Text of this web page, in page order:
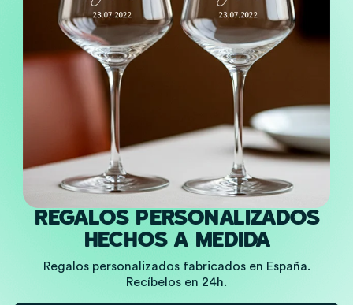
REGALOS PERSONALIZADOS
HECHOS A MEDIDA
Regalos personalizados fabricados en España.
Recíbelos en 24h.